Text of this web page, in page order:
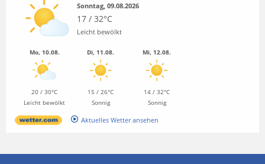
Sonntag, 09.08.2026
17 / 32°C
Leicht bewölkt
Mo, 10.08.
20 / 30°C
Leicht bewölkt
Di, 11.08.
15 / 26°C
Sonnig
Mi, 12.08.
14 / 32°C
Sonnig
Aktuelles Wetter ansehen